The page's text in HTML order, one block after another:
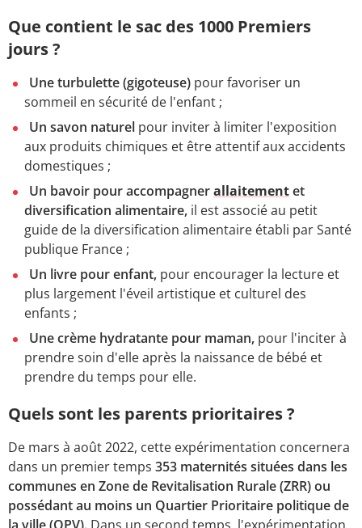
Que contient le sac des 1000 Premiers
jours ?
Une turbulette (gigoteuse) pour favoriser un
sommeil en sécurité de l'enfant ;
Un savon naturel pour inviter à limiter l'exposition
aux produits chimiques et être attentif aux accidents
domestiques ;
Un bavoir pour accompagnerallaitementet
diversification alimentaire, il est associé au petit
guide de la diversification alimentaire établi par Santé
publique France ;
Un livre pour enfant, pour encourager la lecture et
plus largement l'éveil artistique et culturel des
enfants ;
Une crème hydratante pour maman, pour l'inciter à
prendre soin d'elle après la naissance de bébé et
prendre du temps pour elle.
Quels sont les parents prioritaires ?
De mars à août 2022, cette expérimentation concernera
dans un premier temps 353 maternités situées dans les
communes en Zone de Revitalisation Rurale (ZRR) ou
possédant au moins un Quartier Prioritaire politique de